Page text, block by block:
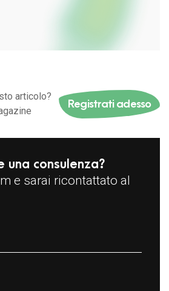
articolo?
Registrati adesso
una consulenza?
e sarai ricontattato al